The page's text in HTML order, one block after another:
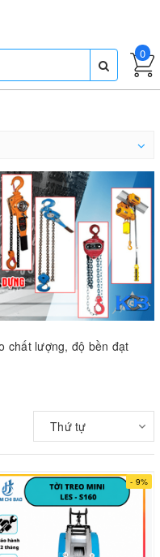
0
chất lượng, độ bền đạt
Thứ tự
- 9%